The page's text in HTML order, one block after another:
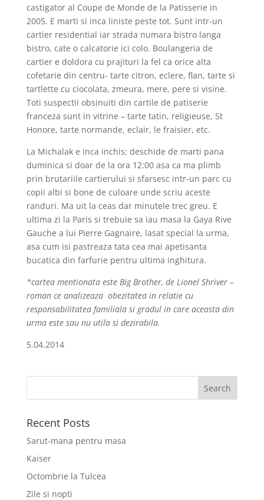
castigator al Coupe de Monde de la Patisserie in
2005. E marti si inca liniste peste tot. Sunt intr-un
cartier residential iar strada numara bistro langa
bistro, cate o calcatorie ici colo. Boulangeria de
cartier e doldora cu prajituri la fel ca orice alta
cofetarie din centru- tarte citron, eclere, flan, tarte si
tartlette cu ciocolata, zmeura, mere, pere si visine.
Toti suspectii obsinuiti din cartile de patiserie
franceza sunt in vitrine – tarte tatin, religieuse, St
Honore, tarte normande, eclair, le fraisier, etc.
La Michalak e inca inchis; deschide de marti pana
duminica si doar de la ora 12:00 asa ca ma plimb
prin brutariile cartierului si sfarsesc intr-un parc cu
copii albi si bone de culoare unde scriu aceste
randuri. Ma uit la ceas dar minutele trec greu. E
ultima zi la Paris si trebuie sa iau masa la Gaya Rive
Gauche a lui Pierre Gagnaire, lasat special la urma,
asa cum isi pastreaza tata cea mai apetisanta
bucatica din farfurie pentru ultima inghitura.
*cartea mentionata este Big Brother, de Lionel Shriver –
roman ce analizeaza obezitatea in relatie cu
responsabilitatea familiala si gradul in care aceasta din
urma este sau nu utila si dezirabila.
5.04.2014
Recent Posts
Sarut-mana pentru masa
Kaiser
Octombrie la Tulcea
Zile si nopti